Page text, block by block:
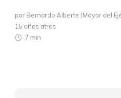
por Bernardo Alberte (Mayor del
15 años atrás
7 min